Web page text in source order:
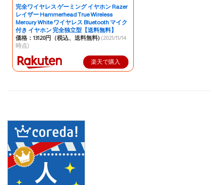
完全ワイヤレス ゲーミング イヤホン Razer
レイザー Hammerhead True Wireless
Mercury White ワイヤレス Bluetooth マイク
付き イヤホン 完全独立型【送料無料】
価格：13120円（税込、送料無料) (2021/11/14
時点)
楽天で購入